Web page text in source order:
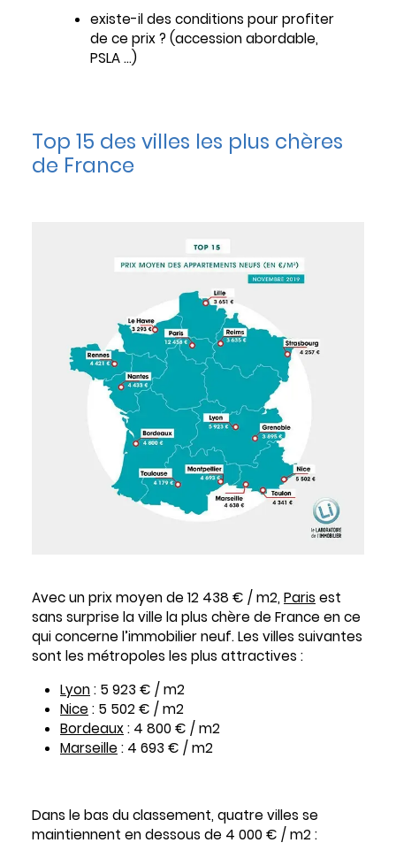
existe-il des conditions pour profiter
de ce prix ? (accession abordable,
PSLA …)
Top 15 des villes les plus chères
de France
Avec un prix moyen de 12 438 € / m2, Paris est
sans surprise la ville la plus chère de France en ce
qui concerne l’immobilier neuf. Les villes suivantes
sont les métropoles les plus attractives :
Lyon: 5 923 € / m2
Nice : 5 502 € / m2
Bordeaux: 4 800 € / m2
Marseille : 4 693 € / m2
Dans le bas du classement, quatre villes se
maintiennent en dessous de 4 000 € / m2 :